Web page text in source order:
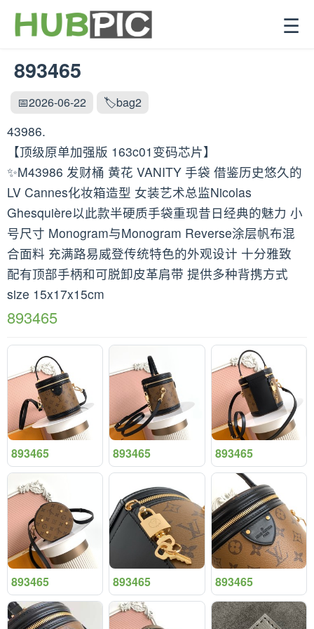
☰
893465
📅2026-06-22 🏷️bag2
43986.
【顶级原单加强版 163c01变码芯片】
✨M43986 发财桶 黄花 VANITY 手袋 借鉴历史悠久的
LV Cannes化妆箱造型 女装艺术总监Nicolas
Ghesquière以此款半硬质手袋重现昔日经典的魅力 小
号尺寸 Monogram与Monogram Reverse涂层帆布混
合面料 充满路易威登传统特色的外观设计 十分雅致
配有顶部手柄和可脱卸皮革肩带 提供多种背携方式
size 15x17x15cm
893465
893465 893465 893465
893465 893465 893465